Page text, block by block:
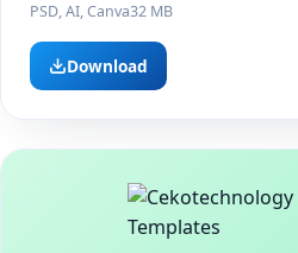
PSD, AI, Canva32 MB
Download